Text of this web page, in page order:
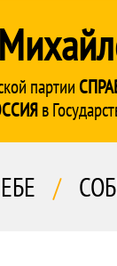
партии
в
/